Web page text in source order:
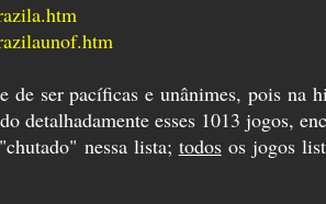
de ser pacíficas e unânimes, pois na
detalhadamente esses 1013 jogos,
nessa lista; todosos jogos